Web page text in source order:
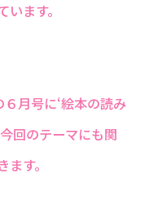
ます。
月号に‘絵本の読み
回のテーマにも関
す。